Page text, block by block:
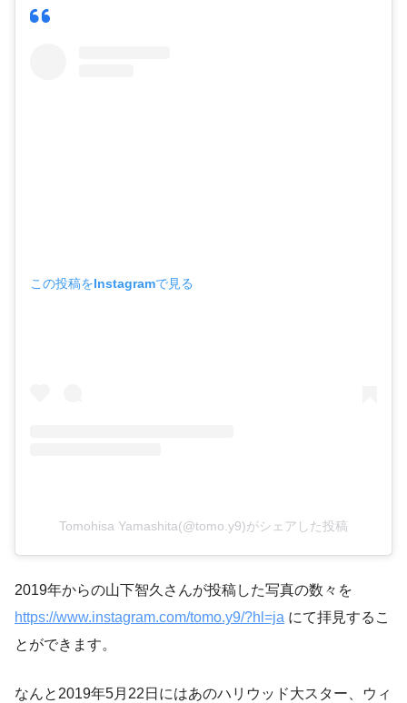
この投稿をInstagramで見る
Tomohisa Yamashita(@tomo.y9)がシェアした投稿
2019年からの山下智久さんが投稿した写真の数々を
https://www.instagram.com/tomo.y9/?hl=ja にて拝見するこ
とができます。
なんと2019年5月22日にはあのハリウッド大スター、ウィ